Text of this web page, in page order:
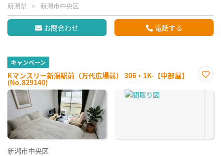
新潟県 新潟市中央区
お問合わせ 電話する
キャンペーン
Kマンスリー新潟駅前（万代広場前） 306・1K-【中部屋】
(No.829140)
に入
新潟市中央区